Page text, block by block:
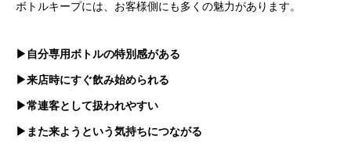
ボトルキープには、お客様側にも多くの魅力があります。
▶自分専用ボトルの特別感がある
▶来店時にすぐ飲み始められる
▶常連客として扱われやすい
▶また来ようという気持ちにつながる